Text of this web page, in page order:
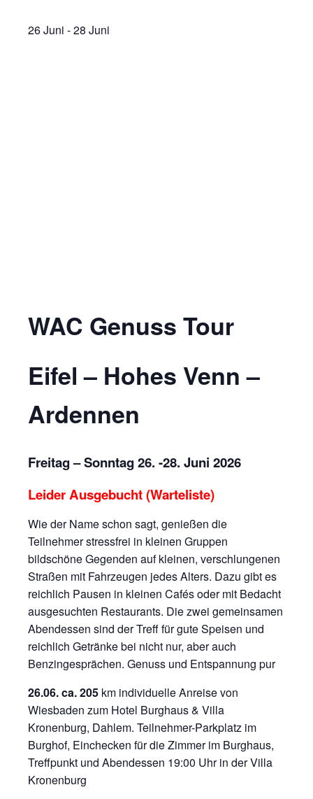
26 Juni -28 Juni
WAC Genuss Tour
Eifel – Hohes Venn –
Ardennen
Freitag – Sonntag 26. -28. Juni 2026
Leider Ausgebucht (Warteliste)
Wie der Name schon sagt, genießen die
Teilnehmer stressfrei in kleinen Gruppen
bildschöne Gegenden auf kleinen, verschlungenen
Straßen mit Fahrzeugen jedes Alters. Dazu gibt es
reichlich Pausen in kleinen Cafés oder mit Bedacht
ausgesuchten Restaurants. Die zwei gemeinsamen
Abendessen sind der Treff für gute Speisen und
reichlich Getränke bei nicht nur, aber auch
Benzingesprächen. Genuss und Entspannung pur
26.06. ca. 205 km individuelle Anreise von
Wiesbaden zum Hotel Burghaus & Villa
Kronenburg, Dahlem. Teilnehmer-Parkplatz im
Burghof, Einchecken für die Zimmer im Burghaus,
Treffpunkt und Abendessen 19:00 Uhr in der Villa
Kronenburg